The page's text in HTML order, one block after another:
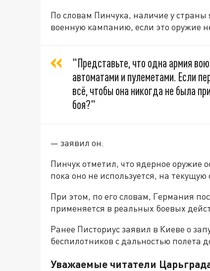
По словам Пинчука, наличие у
военную кампанию, если это оружие
"Представьте, что одна армия
автоматами и пулеметами. Если
всё, чтобы она никогда не была
боя?"
— заявил он.
Пинчук отметил, что ядерное оружие
пока оно не используется, на
При этом, по его словам, Германия
применяется в реальных боевых
Ранее Писториус заявил в Киеве о
беспилотников с дальностью полета
Уважаемые читатели